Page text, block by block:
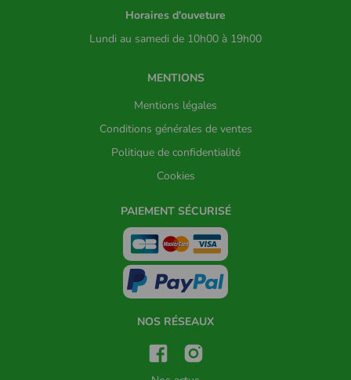
Horaires d'ouveture
Lundi au samedi de 10h00 à 19h00
MENTIONS
Mentions légales
Conditions générales de ventes
Politique de confidentialité
Cookies
PAIEMENT SÉCURISÉ
NOS RÉSEAUX